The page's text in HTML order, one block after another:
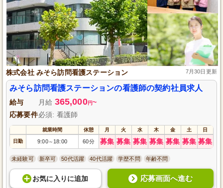
株式会社 みそら訪問看護ステーション 7月30日更新
みそら訪問看護ステーションの看護師の契約社員求人
給与 月給 365,000円~
応募要件必須: 看護師
就業時間 休憩 月 火 水 木 金 土 日
日勤 9:00～ 18:00 60分 募集 募集 募集 募集 募集 募集 募集
未経験可 新卒可 50代活躍 40代活躍 学歴不問 年齢不問
お気に入り に追加 応募画面へ進む